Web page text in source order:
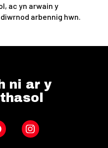
ac yn arwain y
arbennig hwn.
ni ar y
Instagram